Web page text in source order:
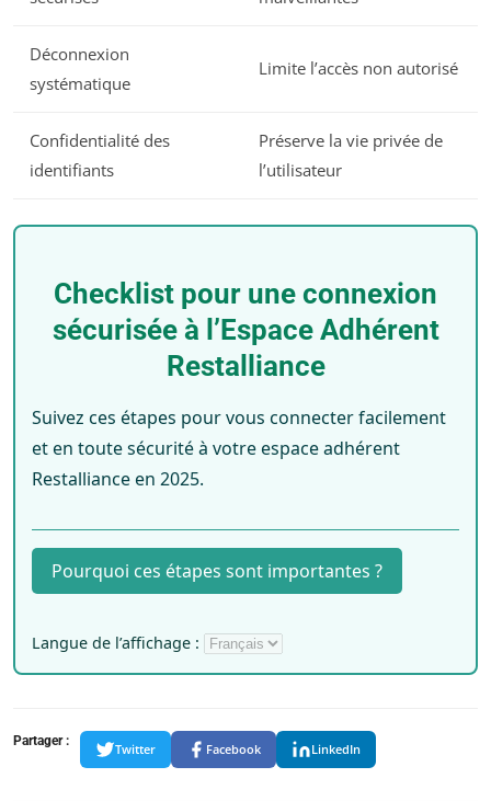
Déconnexion
systématique
Limite l’accès non autorisé
Confidentialité des
identifiants
Préserve la vie privée de
l’utilisateur
Checklist pour une connexion
sécurisée à l’Espace Adhérent
Restalliance
Suivez ces étapes pour vous connecter facilement
et en toute sécurité à votre espace adhérent
Restalliance en 2025.
Pourquoi ces étapes sont importantes ?
Langue de l’affichage :
Partager :
Twitter Facebook LinkedIn